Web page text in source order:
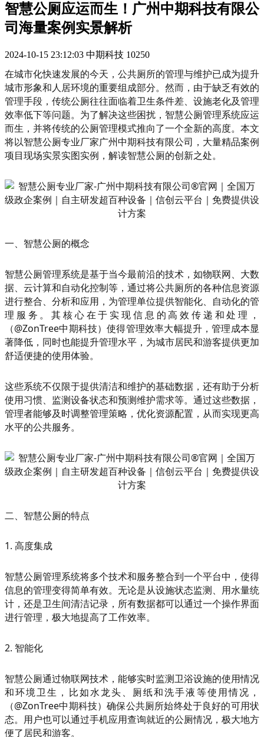
智慧公厕应运而生！广州中期科技有限公
司海量案例实景解析
2024-10-15 23:12:03 中期科技 10250
在城市化快速发展的今天，公共厕所的管理与维护已成为提升
城市形象和人居环境的重要组成部分。然而，由于缺乏有效的
管理手段，传统公厕往往面临着卫生条件差、设施老化及管理
效率低下等问题。为了解决这些困扰，智慧公厕管理系统应运
而生，并将传统的公厕管理模式推向了一个全新的高度。本文
将以智慧公厕专业厂家广州中期科技有限公司，大量精品案例
项目现场实景实图实例，解读智慧公厕的创新之处。
一、智慧公厕的概念
智慧公厕管理系统是基于当今最前沿的技术，如物联网、大数
据、云计算和自动化控制等，通过将公共厕所的各种信息资源
进行整合、分析和应用，为管理单位提供智能化、自动化的管
理服务。其核心在于实现信息的高效传递和处理，
（@ZonTree中期科技）使得管理效率大幅提升，管理成本显
著降低，同时也能提升管理水平，为城市居民和游客提供更加
舒适便捷的使用体验。
这些系统不仅限于提供清洁和维护的基础数据，还有助于分析
使用习惯、监测设备状态和预测维护需求等。通过这些数据，
管理者能够及时调整管理策略，优化资源配置，从而实现更高
水平的公共服务。
二、智慧公厕的特点
1. 高度集成
智慧公厕管理系统将多个技术和服务整合到一个平台中，使得
信息的管理变得简单有效。无论是从设施状态监测、用水量统
计，还是卫生间清洁记录，所有数据都可以通过一个操作界面
进行管理，极大地提高了工作效率。
2. 智能化
智慧公厕通过物联网技术，能够实时监测卫浴设施的使用情况
和环境卫生，比如水龙头、厕纸和洗手液等使用情况，
（@ZonTree中期科技）确保公共厕所始终处于良好的可用状
态。用户也可以通过手机应用查询就近的公厕情况，极大地方
便了居民和游客。